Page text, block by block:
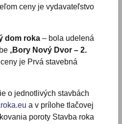
ceny je vydavateľstvo
dom roka – bola udelená
„Bory Nový Dvor – 2.
je Prvá stavebná
o jednotlivých stavbách
a v prílohe tlačovej
poroty Stavba roka